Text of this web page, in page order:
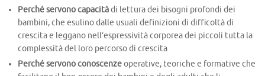
Perché servonocapacitàdi lettura dei bisogni profondi dei
bambini, che esulino dalle usuali definizioni di difficoltà di
crescita e leggano nell’espressività corporea dei piccoli tutta la
complessità del loro percorso di crescita
Perché servonoconoscenzeoperative, teoriche e formative che